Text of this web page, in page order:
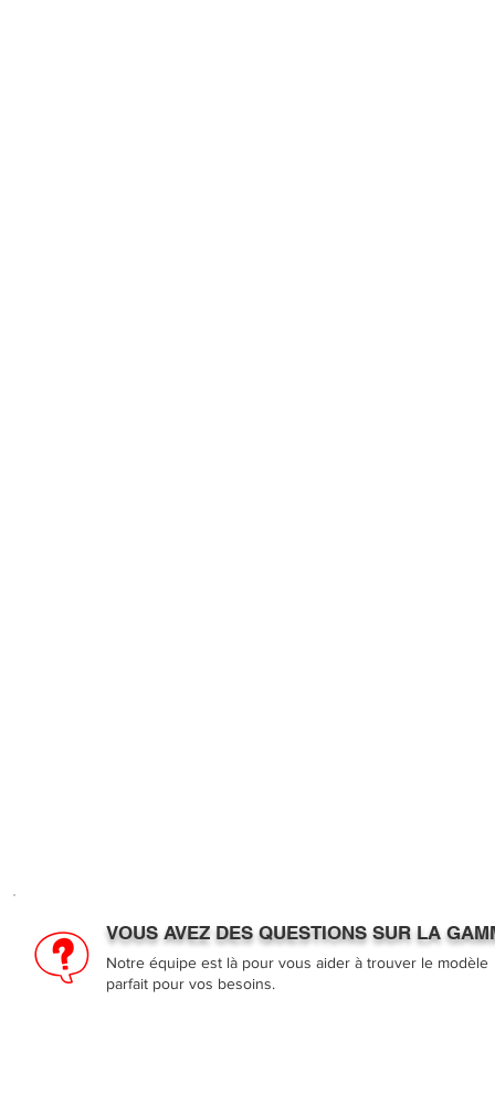
VOUS AVEZ DES QUESTIONS SUR LA
Notre équipe est là pour vous aider à trouver le modèle
parfait pour vos besoins.